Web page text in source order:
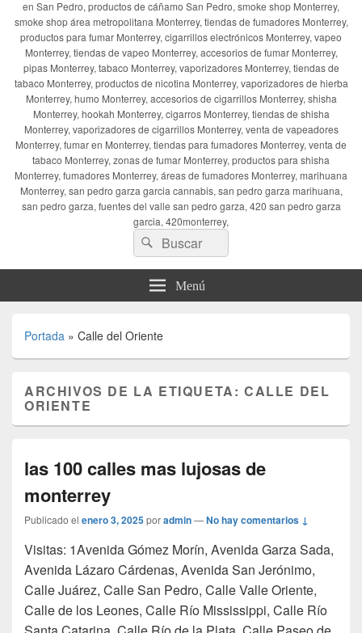
en San Pedro, productos de cáñamo San Pedro, smoke shop Monterrey,
smoke shop área metropolitana Monterrey, tiendas de fumadores Monterrey,
productos para fumar Monterrey, cigarrillos electrónicos Monterrey, vapeo
Monterrey, tiendas de vapeo Monterrey, accesorios de fumar Monterrey,
pipas Monterrey, tabaco Monterrey, vaporizadores Monterrey, tiendas de
tabaco Monterrey, productos de nicotina Monterrey, vaporizadores de hierba
Monterrey, humo Monterrey, accesorios de cigarrillos Monterrey, shisha
Monterrey, hookah Monterrey, cigarros Monterrey, tiendas de shisha
Monterrey, vaporizadores de cigarrillos Monterrey, venta de vapeadores
Monterrey, fumar en Monterrey, tiendas para fumadores Monterrey, venta de
tabaco Monterrey, zonas de fumar Monterrey, productos para shisha
Monterrey, fumadores Monterrey, áreas de fumadores Monterrey, marihuana
Monterrey, san pedro garza garcia cannabis, san pedro garza marihuana,
san pedro garza, fuentes del valle san pedro garza, 420 san pedro garza
garcia, 420monterrey,
Buscar
por:
Buscar
Menú
Portada » Calle del Oriente
ARCHIVOS DE LA ETIQUETA:CALLE DEL
ORIENTE
las 100 calles mas lujosas de
monterrey
Publicado el enero 3, 2025poradmin—No hay comentarios ↓
Visitas: 1Avenida Gómez Morín, Avenida Garza Sada,
Avenida Lázaro Cárdenas, Avenida San Jerónimo,
Calle Juárez, Calle San Pedro, Calle Valle Oriente,
Calle de los Leones, Calle Río Mississippi, Calle Río